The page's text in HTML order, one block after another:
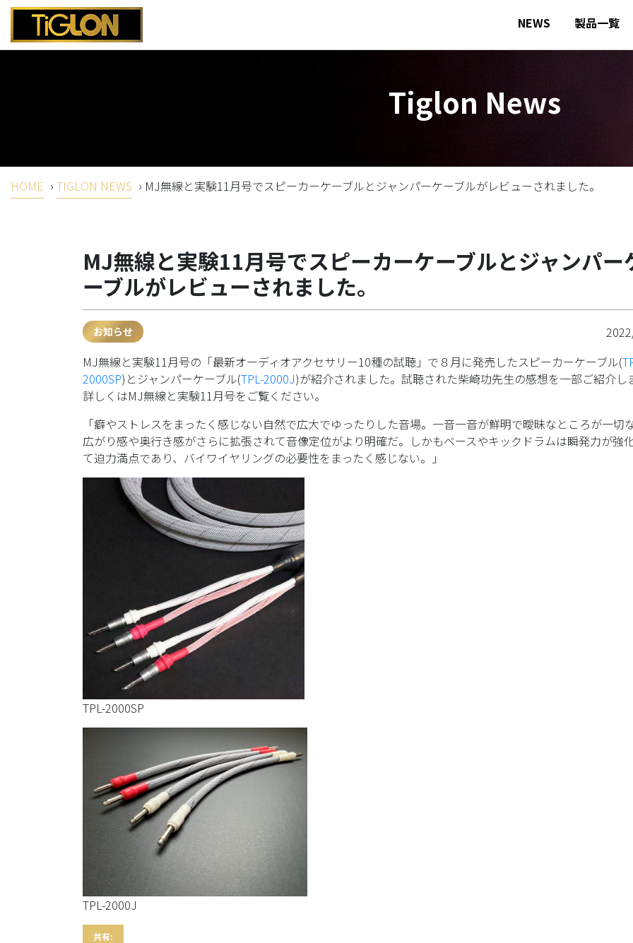
NEWS 製品一覧
Tiglon News
HOME › TIGLON NEWS › MJ無線と実験11月号でスピーカーケーブルとジャンパーケーブルがレビューされました。
MJ無線と実験11月号でスピーカーケーブルとジャンパー
ーブルがレビューされました。
お知らせ
MJ無線と実験11月号の「最新オーディオアクセサリー10種の試聴」で８月に発売したスピーカーケーブル(
2000SP)とジャンパーケーブル(TPL-2000J)が紹介されました。試聴された柴崎功先生の感想を一部ご紹介し
詳しくはMJ無線と実験11月号をご覧ください。
「癖やストレスをまったく感じない自然で広大でゆったりした音場。一音一音が鮮明で曖昧なところが一切
広がり感や奥行き感がさらに拡張されて音像定位がより明確だ。しかもベースやキックドラムは瞬発力が強
て迫力満点であり、バイワイヤリングの必要性をまったく感じない。」
TPL-2000SP
TPL-2000J
共有: